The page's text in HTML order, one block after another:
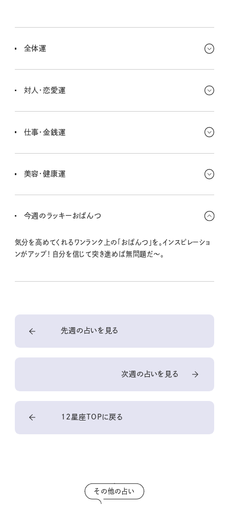
全体運
てきて、自分を刷新したくなりそう。「今」を保ち続けることが正解と
対人・恋愛運
近の出会いの中から手を組むべき重要人物が見えてくるよ。
仕事・金銭運
ャンスかも！ ちょーっと値が張るなーって感じても、ピンときたら買っ
美容・健康運
して内臓を休めて、睡眠時間も増やしたいね。人疲れによるストレス
今週のラッキーおぱんつ
気分を高めてくれるワンランク上の「おぱんつ」を。インスピレーショ
ンがアップ！ 自分を信じて突き進めば無問題だ〜。
先週の占いを見る
次週の占いを見る
12星座TOPに戻る
その他の占い